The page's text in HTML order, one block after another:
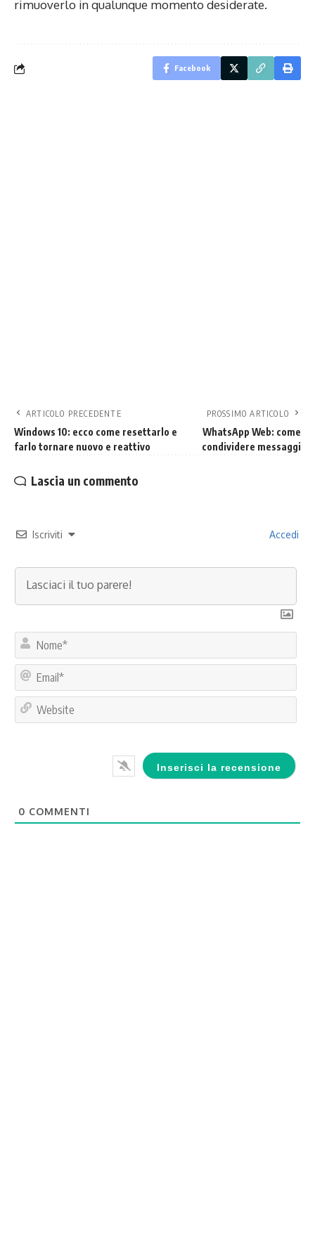
rimuoverlo in qualunque momento desiderate.
Facebook
ARTICOLO PRECEDENTE
Windows 10: ecco come resettarlo e
farlo tornare nuovo e reattivo
PROSSIMO ARTICOLO
WhatsApp Web: come
condividere messaggi
Lascia un commento
Iscriviti Accedi
0 COMMENTI